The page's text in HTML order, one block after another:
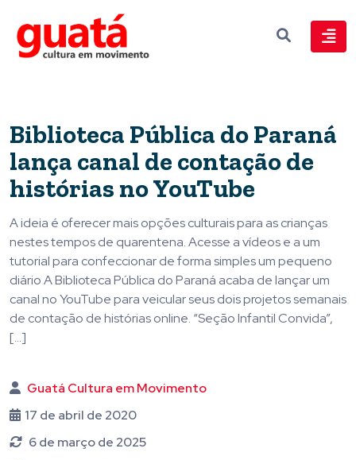
Biblioteca Pública do Paraná
lança canal de contação de
histórias no YouTube
A ideia é oferecer mais opções culturais para as crianças
nestes tempos de quarentena. Acesse a vídeos e a um
tutorial para confeccionar de forma simples um pequeno
diário A Biblioteca Pública do Paraná acaba de lançar um
canal no YouTube para veicular seus dois projetos semanais
de contação de histórias online. “Seção Infantil Convida”,
[…]
Guatá Cultura em Movimento
17 de abril de 2020
6 de março de 2025